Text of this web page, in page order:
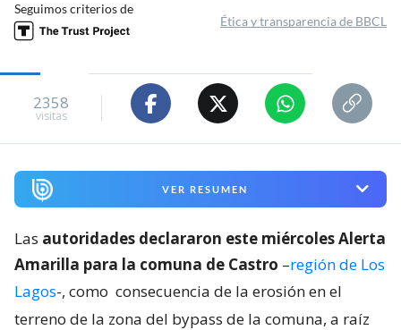
Seguimos criterios de
Ética y transparencia de BBCL
2358
visitas
VER RESUMEN
Las autoridades declararon este miércoles Alerta
Amarilla para la comuna de Castro –región de Los
Lagos-, como consecuencia de la erosión en el
terreno de la zona del bypass de la comuna, a raíz